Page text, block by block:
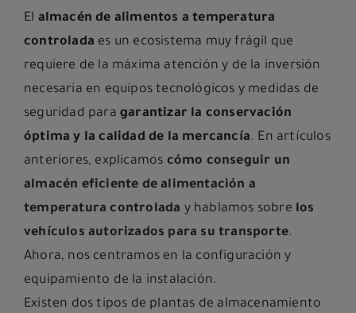
El almacén de alimentos a temperatura
controlada es un ecosistema muy frágil que
requiere de la máxima atención y de la inversión
necesaria en equipos tecnológicos y medidas de
seguridad para garantizar la conservación
óptima y la calidad de la mercancía. En artículos
anteriores, explicamos cómo conseguir un
almacén eficiente de alimentación a
temperatura controlada y hablamos sobre los
vehículos autorizados para su transporte.
Ahora, nos centramos en la configuración y
equipamiento de la instalación.
Existen dos tipos de plantas de almacenamiento